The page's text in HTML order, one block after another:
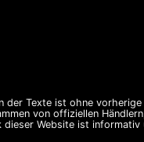
Texte ist ohne
von offiziellen
Website ist